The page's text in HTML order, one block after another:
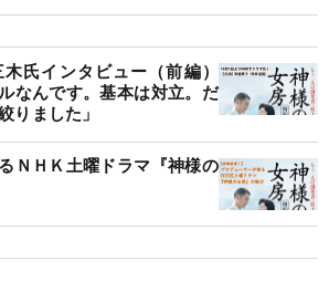
氏インタビュー（前編）
なんです。基本は対立。だ
りました」
ＮＨＫ土曜ドラマ『神様の